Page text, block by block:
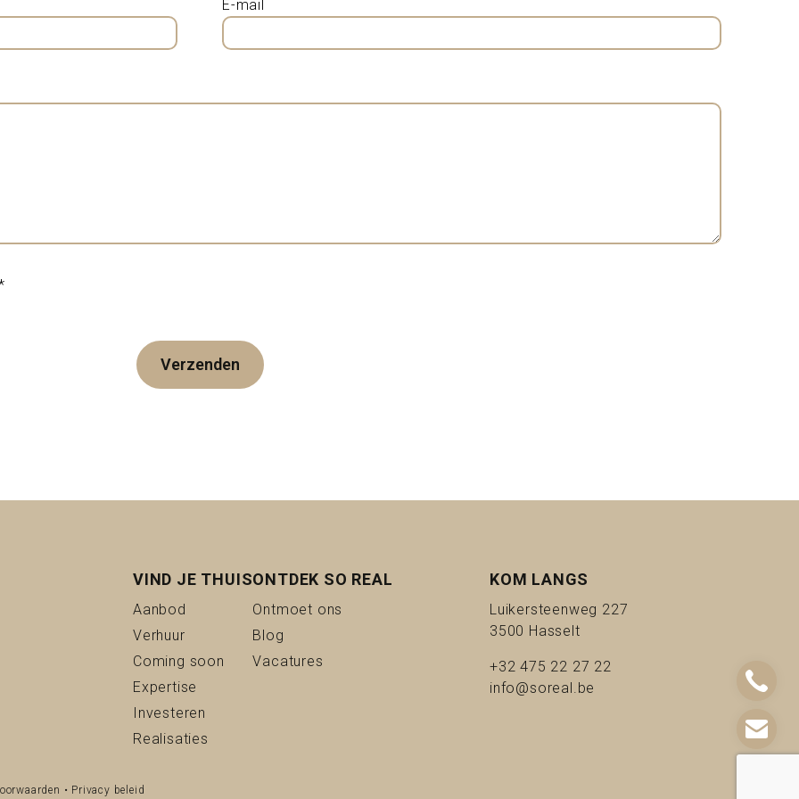
E-mail
Verzenden
VIND JE THUIS
Aanbod
Verhuur(Verhuur)
Coming soon (Coming soon)
Expertise
Investeren
Realisaties
ONTDEK SO REAL
Ontmoet ons
Blog
Vacatures
KOM LANGS
Luikersteenweg 227
3500 Hasselt
+32 475 22 27 22
info@soreal.be
• Privacy beleid